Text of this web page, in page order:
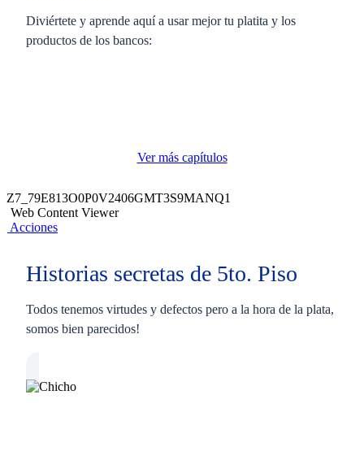
Diviértete y aprende aquí a usar mejor tu platita y los
productos de los bancos:
Ver más capítulos
Z7_79E813O0P0V2406GMT3S9MANQ1
Web Content Viewer
Acciones
Historias secretas de 5to. Piso
Todos tenemos virtudes y defectos pero a la hora de la plata,
somos bien parecidos!